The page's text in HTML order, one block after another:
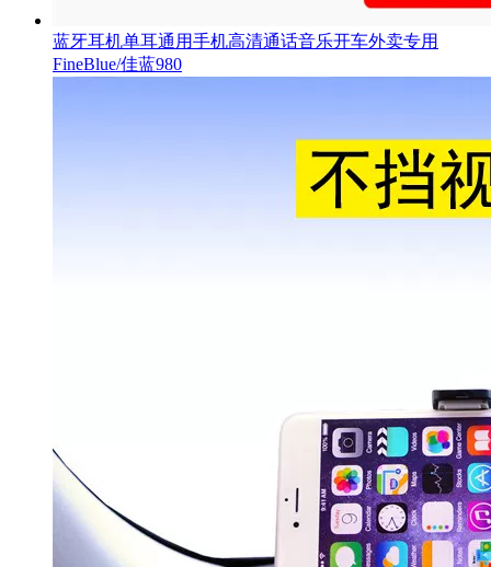
蓝牙耳机单耳通用手机高清通话音乐开车外卖专用
FineBlue/佳蓝980